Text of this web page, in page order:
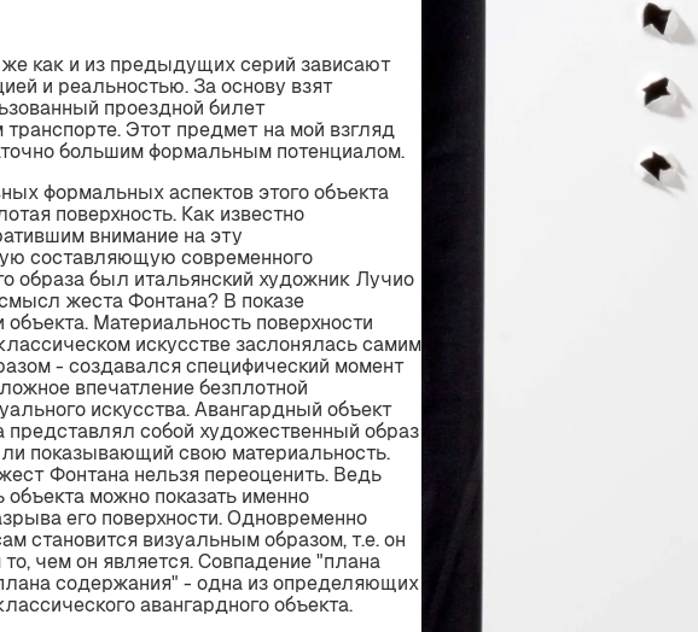
как и из предыдущих серий зависают
и реальностью. За основу взят
проездной билет
Этот предмет на мой взгляд
большим формальным потенциалом.
формальных аспектов этого объекта
поверхность. Как известно
внимание на эту
составляющую современного
образа был итальянский художник Лучио
жеста Фонтана? В показе
объекта. Материальность поверхности
искусстве заслонялась самим
- создавался специфический момент
впечатление безплотной
искусства. Авангардный объект
представлял собой художественный образ
показывающий свою материальность.
Фонтана нельзя переоценить. Ведь
объекта можно показать именно
его поверхности. Одновременно
становится визуальным образом, т.е. он
чем он является. Совпадение "плана
содержания" - одна из определяющих
авангардного объекта.